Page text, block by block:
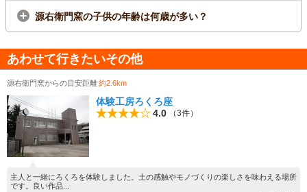
源右衛門窯の子供の年齢は何歳が多い？
あわせて行きたいその他
源右衛門窯からの目安距離約2.6km
体験工房ろくろ座
4.0
（3件）
主人と一緒にろくろを体験しました。土の感触やモノづくりの楽しさを味わえる場所
です。良い作品...